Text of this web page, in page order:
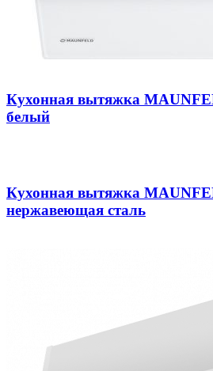
Кухонная вытяжка
белый
Кухонная вытяжка
нержавеющая сталь